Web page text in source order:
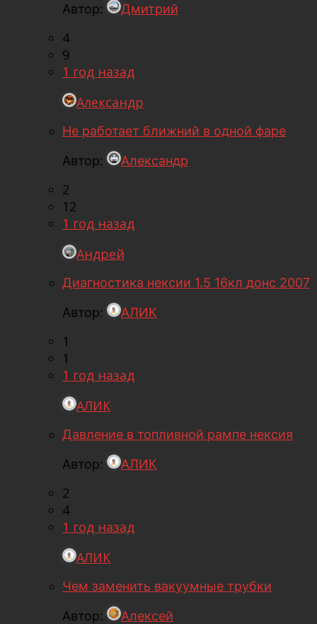
Автор:
Дмитрий
4
9
1 год назад
Александр
Не работает ближний в одной фаре
Автор:
Александр
2
12
1 год назад
Андрей
Диагностика нексии 1.5 16кл донс 2007
Автор:
АЛИК
1
1
1 год назад
АЛИК
Давление в топливной рампе нексия
Автор:
АЛИК
2
4
1 год назад
АЛИК
Чем заменить вакуумные трубки
Автор:
Алексей